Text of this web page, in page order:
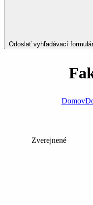
Odoslať vyhľadávací formulár
Domov
Zverejnené